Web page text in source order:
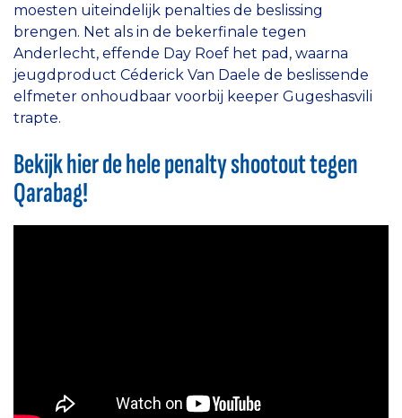
moesten uiteindelijk penalties de beslissing
brengen. Net als in de bekerfinale tegen
Anderlecht, effende Day Roef het pad, waarna
jeugdproduct Céderick Van Daele de beslissende
elfmeter onhoudbaar voorbij keeper Gugeshasvili
trapte.
Bekijk hier de hele penalty shootout tegen
Qarabag!